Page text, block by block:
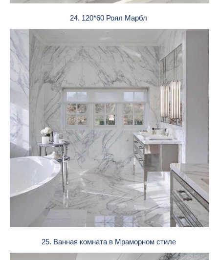
24. 120*60 Роял Марбл
25. Ванная комната в Мраморном стиле